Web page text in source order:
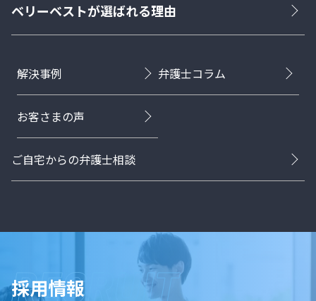
ベリーベストが選ばれる理由
解決事例 弁護士コラム
お客さまの声
ご自宅からの弁護士相談
採用情報